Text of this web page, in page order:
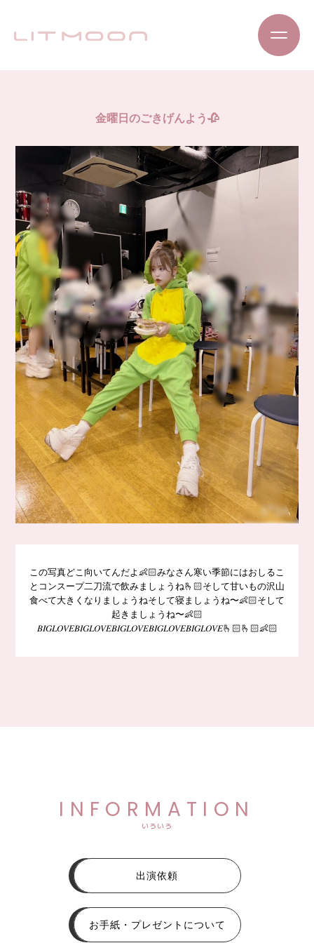
金曜日のごきげんよう🥀
この写真どこ向いてんだよ👶🏻みなさん寒い季節にはおしるこ
とコンスープ二刀流で飲みましょうね🫰🏻そして甘いもの沢山
食べて大きくなりましょうねそして寝ましょうね〜👶🏻そして
起きましょうね〜👶🏻
𝐵𝐼𝐺𝐿𝑂𝑉𝐸𝐵𝐼𝐺𝐿𝑂𝑉𝐸𝐵𝐼𝐺𝐿𝑂𝑉𝐸𝐵𝐼𝐺𝐿𝑂𝑉𝐸𝐵𝐼𝐺𝐿𝑂𝑉𝐸🫰🏻🫰🏻👶🏻
INFORMATION
いろいろ
出演依頼
お手紙・プレゼントについて